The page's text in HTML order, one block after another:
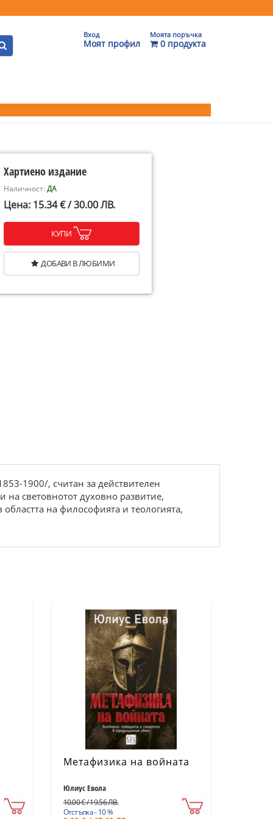
Вход
Моят профил
Моята поръчка
0 продукта
Хартиено издание
Наличност:ДА
Цена: 15.34 € / 30.00 ЛВ.
КУПИ
ДОБАВИ В ЛЮБИМИ
1900/, считан за действителен
световнотот духовно развитие,
на философията и теологията,
Метафизика на войната
Юлиус Евола
10.00 € / 19.56 ЛВ.
Отстъпка - 10 %